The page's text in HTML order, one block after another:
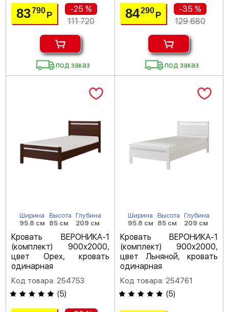
83790Р
-25 %
111 720
под заказ
84290 Р
-35 %
129 680
под заказ
Ширина
95.8 см
Высота
85 см
Глубина
209 см
Кровать ВЕРОНИКА-1
(комплект) 900х2000,
цвет Орех, кровать
одинарная
Код товара: 254753
(5)
Ширина
95.8 см
Высота
85 см
Глубина
209 см
Кровать ВЕРОНИКА-1
(комплект) 900х2000,
цвет Льняной, кровать
одинарная
Код товара: 254761
(5)